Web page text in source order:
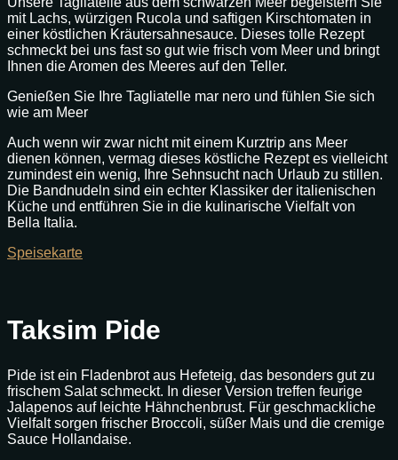
mit Lachs, würzigen Rucola und saftigen Kirschtomaten in
einer köstlichen Kräutersahnesauce. Dieses tolle Rezept
schmeckt bei uns fast so gut wie frisch vom Meer und bringt
Ihnen die Aromen des Meeres auf den Teller.
Genießen Sie Ihre Tagliatelle mar nero und fühlen Sie sich
wie am Meer
Auch wenn wir zwar nicht mit einem Kurztrip ans Meer
dienen können, vermag dieses köstliche Rezept es vielleicht
zumindest ein wenig, Ihre Sehnsucht nach Urlaub zu stillen.
Die Bandnudeln sind ein echter Klassiker der italienischen
Küche und entführen Sie in die kulinarische Vielfalt von
Bella Italia.
Speisekarte
Taksim Pide
Pide ist ein Fladenbrot aus Hefeteig, das besonders gut zu
frischem Salat schmeckt. In dieser Version treffen feurige
Jalapenos auf leichte Hähnchenbrust. Für geschmackliche
Vielfalt sorgen frischer Broccoli, süßer Mais und die cremige
Sauce Hollandaise.